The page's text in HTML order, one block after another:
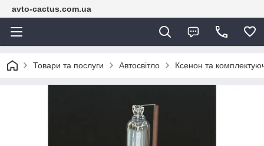
avto-cactus.com.ua
Товари та послуги Автосвітло Ксенон та